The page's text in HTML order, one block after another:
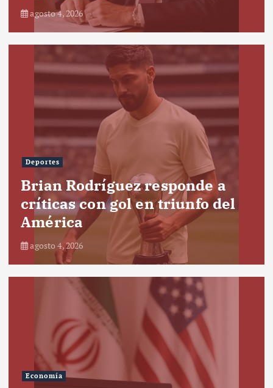
agosto 4, 2026
Deportes
Brian Rodríguez responde a
críticas con gol en triunfo del
América
agosto 4, 2026
Economía